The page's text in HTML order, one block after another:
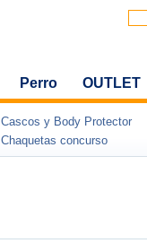
Perro OUTLET
Cascos y Body Protector
Chaquetas concurso